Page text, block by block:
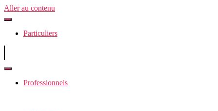
Aller au contenu
Particuliers
Professionnels